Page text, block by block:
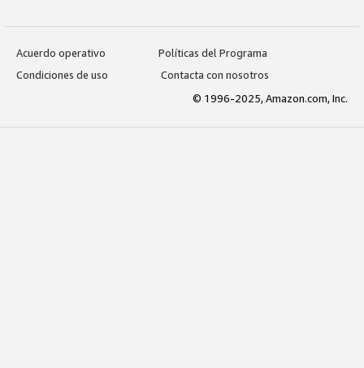
Acuerdo operativo
Políticas del Programa
Condiciones de uso
Contacta con nosotros
© 1996-2025, Amazon.com, Inc.